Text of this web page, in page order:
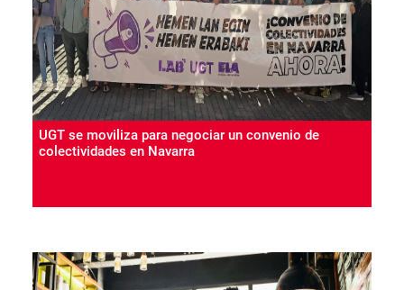
UGT se moviliza para negociar un convenio de
colectividades en Navarra